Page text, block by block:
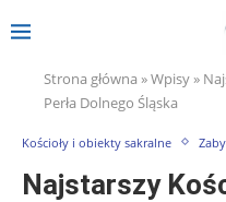
Strona główna »Wpisy»
Perła Dolnego Śląska
Kościoły i obiekty sakralne
Najstarszy